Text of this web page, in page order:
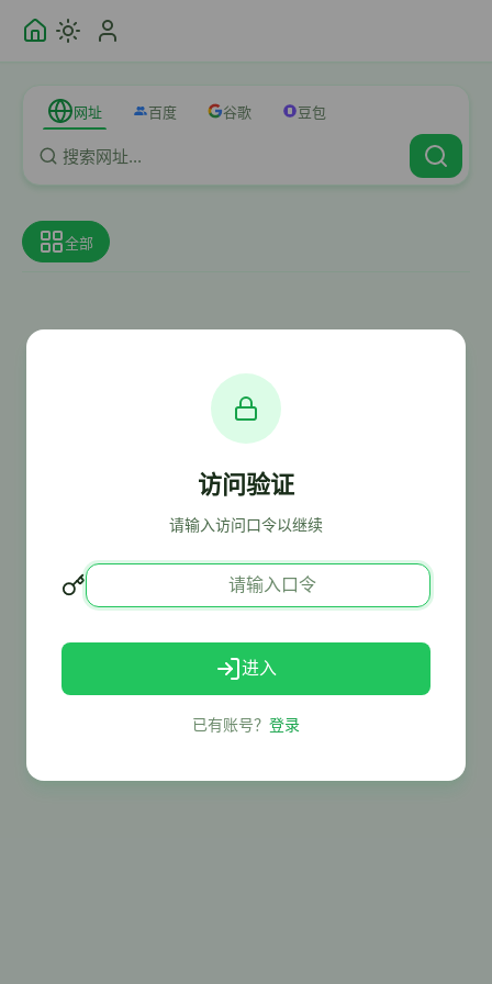
网址 百度 谷歌 豆包
全部
访问验证
请输入访问口令以继续
进入
已有账号？ 登录